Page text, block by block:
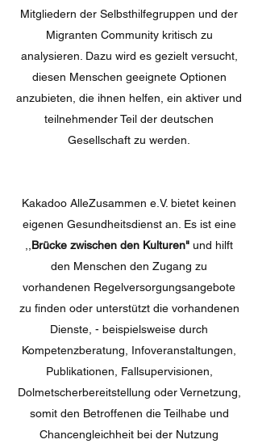
Mitgliedern der Selbsthilfegruppen und der
Migranten Community kritisch zu
analysieren. Dazu wird es gezielt versucht,
diesen Menschen geeignete Optionen
anzubieten, die ihnen helfen, ein aktiver und
teilnehmender Teil der deutschen
Gesellschaft zu werden.
Kakadoo AlleZusammen e.V. bietet keinen
eigenen Gesundheitsdienst an. Es ist eine
Brücke zwischen den Kulturen" und hilft
den Menschen den Zugang zu
vorhandenen Regelversorgungsangebote
zu finden oder unterstützt die vorhandenen
Dienste, - beispielsweise durch
Kompetenzberatung, Infoveranstaltungen,
Publikationen, Fallsupervisionen,
Dolmetscherbereitstellung oder Vernetzung,
somit den Betroffenen die Teilhabe und
Chancengleichheit bei der Nutzung